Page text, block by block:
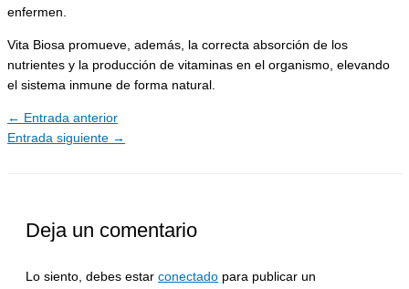
enfermen.
Vita Biosa promueve, además, la correcta absorción de los
nutrientes y la producción de vitaminas en el organismo, elevando
el sistema inmune de forma natural.
← Entrada anterior
Entrada siguiente →
Deja un comentario
Lo siento, debes estar conectado para publicar un